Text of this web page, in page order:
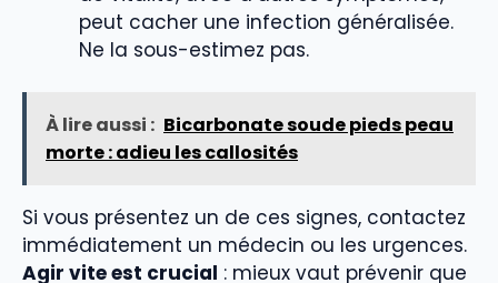
peut cacher une infection généralisée.
Ne la sous-estimez pas.
À lire aussi : Bicarbonate soude pieds peau
morte : adieu les callosités
Si vous présentez un de ces signes, contactez
immédiatement un médecin ou les urgences.
Agir vite est crucial : mieux vaut prévenir que